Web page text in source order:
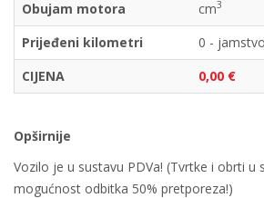
Obujam motora
cm3
Prijeđeni kilometri
0 -
CIJENA
0,00 €
Opširnije
Vozilo je u sustavu PDVa! (Tvrtke i obrti u
mogućnost odbitka 50% pretporeza!)